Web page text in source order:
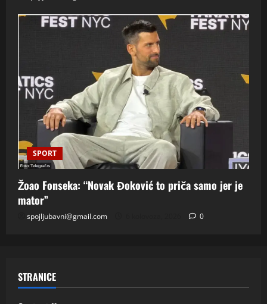
SPORT
Žoao Fonseka: “Novak Đoković to priča samo jer je
mator”
spojljubavni@gmail.com 0
STRANICE